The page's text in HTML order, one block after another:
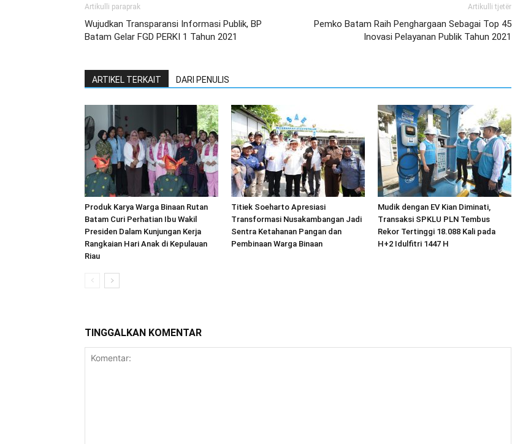
Artikulli paraprak
Wujudkan Transparansi Informasi Publik, BP
Batam Gelar FGD PERKI 1 Tahun 2021
Artikulli tjetër
Pemko Batam Raih Penghargaan Sebagai Top 45
Inovasi Pelayanan Publik Tahun 2021
ARTIKEL TERKAIT DARI PENULIS
Produk Karya Warga Binaan Rutan
Batam Curi Perhatian Ibu Wakil
Presiden Dalam Kunjungan Kerja
Rangkaian Hari Anak di Kepulauan
Riau
Titiek Soeharto Apresiasi
Transformasi Nusakambangan Jadi
Sentra Ketahanan Pangan dan
Pembinaan Warga Binaan
Mudik dengan EV Kian Diminati,
Transaksi SPKLU PLN Tembus
Rekor Tertinggi 18.088 Kali pada
H+2 Idulfitri 1447 H
TINGGALKAN KOMENTAR